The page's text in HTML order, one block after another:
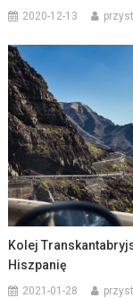
2020-12-13
Kolej
Hiszpanię
2021-01-28